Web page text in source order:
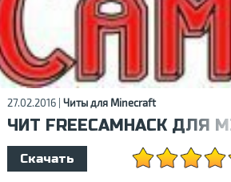
27.02.2016 | Читы для Minecraft
ЧИТ FREECAMHACK ДЛЯ
Скачать